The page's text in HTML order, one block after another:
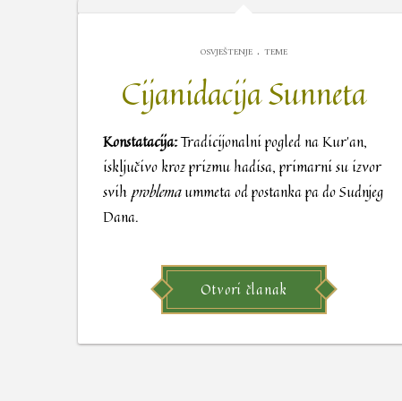
OSVJEŠTENJE. TEME
Cijanidacija Sunneta
Konstatacija:Tradicijonalni pogled na Kur’an,
isključivo kroz prizmu hadisa, primarni su izvor
svihproblemaummeta od postanka pa do Sudnjeg
Dana.
Otvori članak